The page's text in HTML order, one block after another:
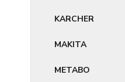
KARCHER
MAKITA
METABO